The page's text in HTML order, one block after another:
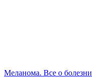
Меланома. Все о болезни